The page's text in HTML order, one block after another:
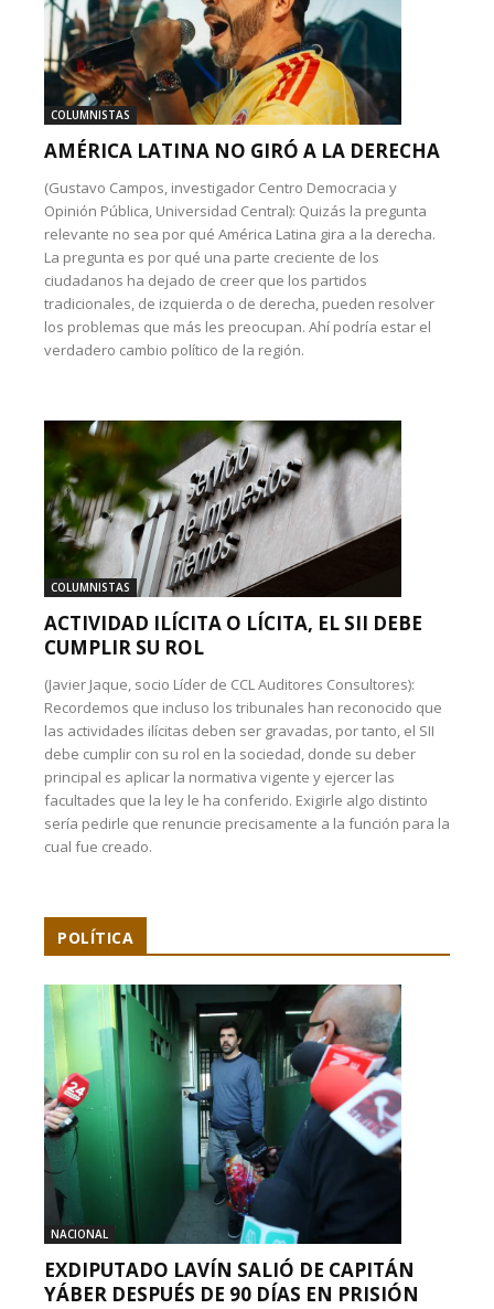
COLUMNISTAS
AMÉRICA LATINA NO GIRÓ A LA DERECHA
(Gustavo Campos, investigador Centro Democracia y
Opinión Pública, Universidad Central): Quizás la pregunta
relevante no sea por qué América Latina gira a la derecha.
La pregunta es por qué una parte creciente de los
ciudadanos ha dejado de creer que los partidos
tradicionales, de izquierda o de derecha, pueden resolver
los problemas que más les preocupan. Ahí podría estar el
verdadero cambio político de la región.
COLUMNISTAS
ACTIVIDAD ILÍCITA O LÍCITA, EL SII DEBE
CUMPLIR SU ROL
(Javier Jaque, socio Líder de CCL Auditores Consultores):
Recordemos que incluso los tribunales han reconocido que
las actividades ilícitas deben ser gravadas, por tanto, el SII
debe cumplir con su rol en la sociedad, donde su deber
principal es aplicar la normativa vigente y ejercer las
facultades que la ley le ha conferido. Exigirle algo distinto
sería pedirle que renuncie precisamente a la función para la
cual fue creado.
POLÍTICA
NACIONAL
EXDIPUTADO LAVÍN SALIÓ DE CAPITÁN
YÁBER DESPUÉS DE 90 DÍAS EN PRISIÓN